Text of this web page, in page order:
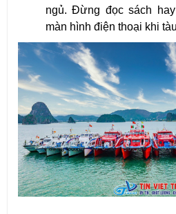
ngủ. Đừng đọc sách
màn hình điện thoại khi